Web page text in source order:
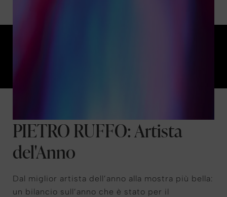
PIETRO RUFFO: Artista
del'Anno
Dal miglior artista dell’anno alla mostra più bella:
un bilancio sull’anno che è stato per il